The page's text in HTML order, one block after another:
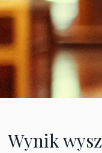
Wynik